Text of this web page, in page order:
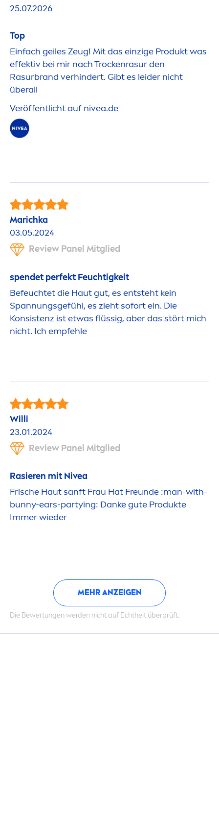
25.07.2026
Top
Einfach geiles Zeug! Mit das einzige Produkt was
effektiv bei mir nach Trockenrasur den
Rasurbrand verhindert. Gibt es leider nicht
überall
Veröffentlicht auf nivea.de
Marichka
03.05.2024
Review Panel Mitglied
spendet perfekt Feuchtigkeit
Befeuchtet die Haut gut, es entsteht kein
Spannungsgefühl, es zieht sofort ein. Die
Konsistenz ist etwas flüssig, aber das stört mich
nicht. Ich empfehle
Willi
23.01.2024
Review Panel Mitglied
Rasieren mitNivea
Frische Haut sanft Frau Hat Freunde :man-with-
bunny-ears-partying: Danke gute Produkte
Immer wieder
MEHR ANZEIGEN
Die Bewertungen werden nicht auf Echtheit überprüft.